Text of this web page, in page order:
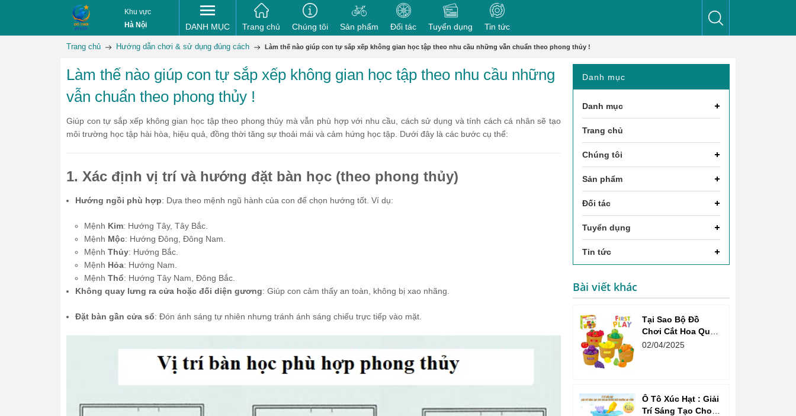
Khu vực
Hà Nội
DANH MỤC Trang chủ Chúng tôi Sản phẩm Đối tác Tuyển dụng Tin tức
Trang chủ Hướng dẫn chơi & sử dụng đúng cách Làm thế nào giúp con tự sắp xếp không gian học tập theo nhu cầu những vẫn chuẩn theo phong thủy !
Làm thế nào giúp con tự sắp xếp không gian học tập theo nhu cầu những
vẫn chuẩn theo phong thủy !
Giúp con tự sắp xếp không gian học tập theo phong thủy mà vẫn phù hợp với nhu cầu, cách sử dụng và tính cách cá nhân sẽ tạo
môi trường học tập hài hòa, hiệu quả, đồng thời tăng sự thoải mái và cảm hứng học tập. Dưới đây là các bước cụ thể:
1. Xác định vị trí và hướng đặt bàn học (theo phong thủy)
Hướng ngồi phù hợp: Dựa theo mệnh ngũ hành của con để chọn hướng tốt. Ví dụ:
Mệnh Kim: Hướng Tây, Tây Bắc.
Mệnh Mộc: Hướng Đông, Đông Nam.
Mệnh Thủy: Hướng Bắc.
Mệnh Hỏa: Hướng Nam.
Mệnh Thổ: Hướng Tây Nam, Đông Bắc.
Không quay lưng ra cửa hoặc đối diện gương: Giúp con cảm thấy an toàn, không bị xao nhãng.
Đặt bàn gần cửa sổ: Đón ánh sáng tự nhiên nhưng tránh ánh sáng chiếu trực tiếp vào mặt.
Danh mục
Danh mục
Trang chủ
Chúng tôi
Sản phẩm
Đối tác
Tuyển dụng
Tin tức
Bài viết khác
Tại Sao Bộ Đồ
Chơi Cắt Hoa Quả
Market Là Sự Lựa
02/04/2025
Ô Tô Xúc Hạt : Giải
Trí Sáng Tạo Cho